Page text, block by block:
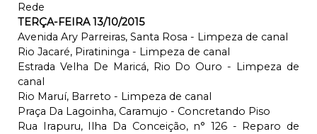
Rede
TERÇA-FEIRA 13/10/2015
Avenida Ary Parreiras, Santa Rosa - Limpeza de canal
Rio Jacaré, Piratininga - Limpeza de canal
Estrada Velha De Maricá, Rio Do Ouro - Limpeza de
canal
Rio Maruí, Barreto - Limpeza de canal
Praça Da Lagoinha, Caramujo - Concretando Piso
Rua Irapuru, Ilha Da Conceição, n° 126 - Reparo de